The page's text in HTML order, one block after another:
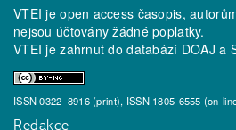
VTEI je open access časopis,
nejsou účtovány žádné poplatky.
VTEI je zahrnut do databází DOAJ a
ISSN 0322–8916 (print), ISSN 1805-6555 (on-
Redakce